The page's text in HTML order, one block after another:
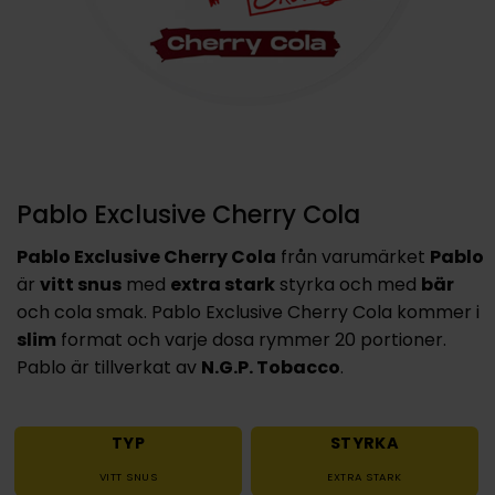
Pablo Exclusive Cherry Cola
Pablo Exclusive Cherry Cola från varumärket Pablo
är vitt snus med extra stark styrka och med bär
och cola smak. Pablo Exclusive Cherry Cola kommer i
slim format och varje dosa rymmer 20 portioner.
Pablo är tillverkat av N.G.P. Tobacco.
TYP
VITT SNUS
STYRKA
EXTRA STARK